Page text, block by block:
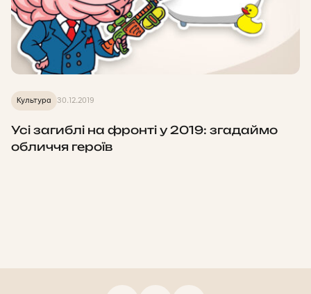
Культура 30.12.2019
Усі загиблі на фронті у 2019: згадаймо
обличчя героїв